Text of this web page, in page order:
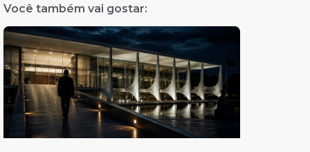
Você também vai gostar: